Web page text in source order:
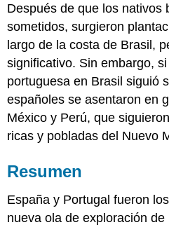
Después de que los nativos
sometidos, surgieron
largo de la costa de Brasil,
significativo. Sin embargo,
portuguesa en Brasil siguió
españoles se asentaron en
México y Perú, que
ricas y pobladas del Nuevo
Resumen
España y Portugal fueron
nueva ola de exploración